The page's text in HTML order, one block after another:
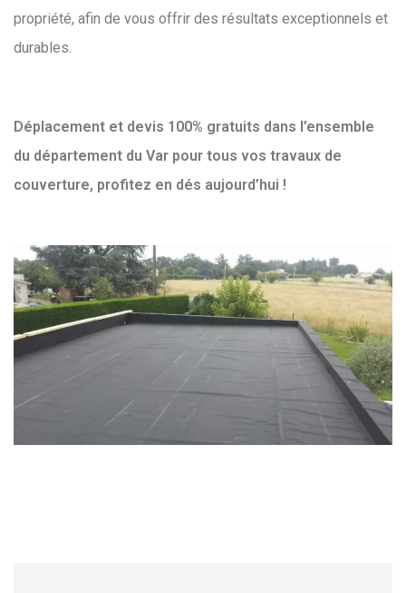
propriété, afin de vous offrir des résultats exceptionnels et
durables.
Déplacement et devis 100% gratuits dans l’ensemble
du département du Var pour tous vos travaux de
couverture, profitez en dés aujourd’hui !